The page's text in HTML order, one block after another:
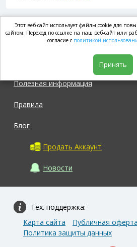
market.com
Полезная информация
Правила
Блог
Продать Аккаунт
Новости
Тех. поддержка:
Карта сайта
Публичная оферта
Политика защиты данных
Этот веб-сайт использует файлы cookie для
сайтом. Переход по ссылке на наш веб-сайт или
согласие с политикой
Принять